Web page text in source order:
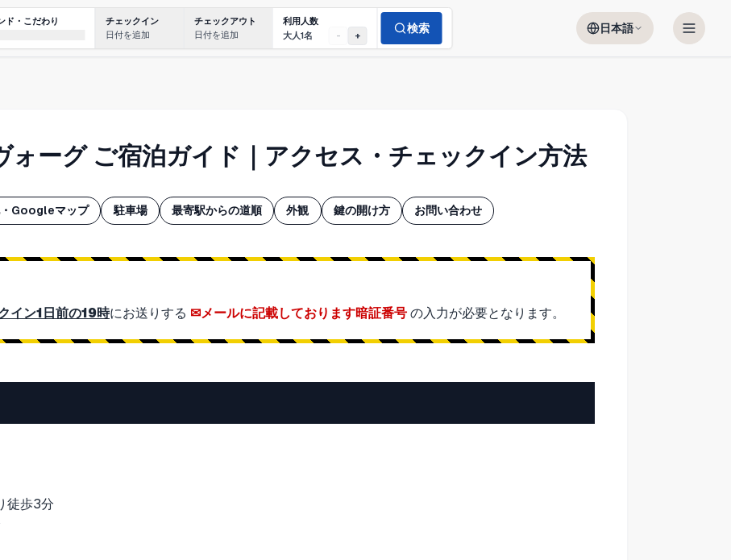
日本語
ド・こだわり
チェックイン
日付を追加
チェックアウト
日付を追加
利用人数
大人1名
- +
検索
ォーグ ご宿泊ガイド｜アクセス・チェックイン方法
・Googleマップ 駐車場 最寄駅からの道順 外観 鍵の開け方 お問い合わせ
イン1日前の19時にお送りする メールに記載しております暗証番号 の入力が必要となります。
徒歩3分